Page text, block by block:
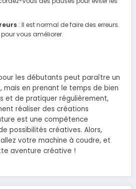
: Il est normal de faire des erreurs.
vous améliorer.
les débutants peut paraître un
mais en prenant le temps de bien
et de pratiquer régulièrement,
réaliser des créations
est une compétence
possibilités créatives. Alors,
votre machine à coudre, et
aventure créative !